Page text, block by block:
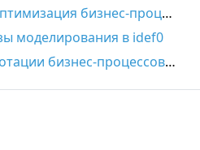
Оптимизация бизнес-процессов: основные принципы
моделирования в idef0
Нотации бизнес-процессов IDEF0. EPC. BPMN.